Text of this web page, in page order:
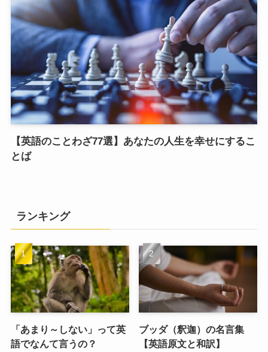
【英語のことわざ77選】あなたの人生を幸せにするこ
とば
ランキング
「あまり～しない」って英
語でなんて言うの？
ブッダ（釈迦）の名言集
【英語原文と和訳】